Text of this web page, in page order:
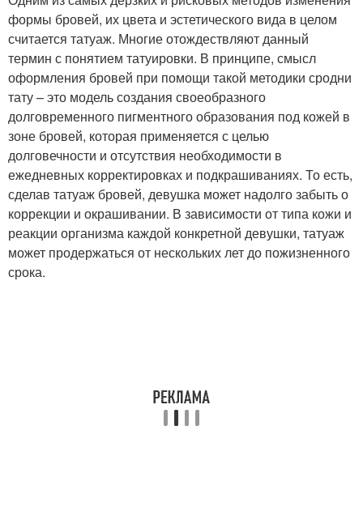
формы бровей, их цвета и эстетического вида в целом
считается татуаж. Многие отождествляют данный
термин с понятием татуировки. В принципе, смысл
оформления бровей при помощи такой методики сродни
тату – это модель создания своеобразного
долговременного пигментного образования под кожей в
зоне бровей, которая применяется с целью
долговечности и отсутствия необходимости в
ежедневных корректировках и подкрашиваниях. То есть,
сделав татуаж бровей, девушка может надолго забыть о
коррекции и окрашивании. В зависимости от типа кожи и
реакции организма каждой конкретной девушки, татуаж
может продержаться от нескольких лет до пожизненного
срока.